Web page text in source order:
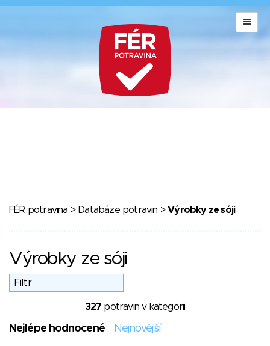
FÉR potravina > Databáze potravin >Výrobky ze sóji
Výrobky ze sóji
327 potravin v kategorii
Nejlépe hodnocené Nejnovější